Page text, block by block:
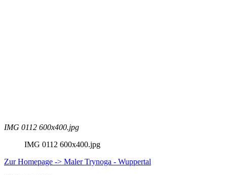
IMG 0112 600x400.jpg
IMG 0112 600x400.jpg
Zur Homepage -> Maler Trynoga - Wuppertal